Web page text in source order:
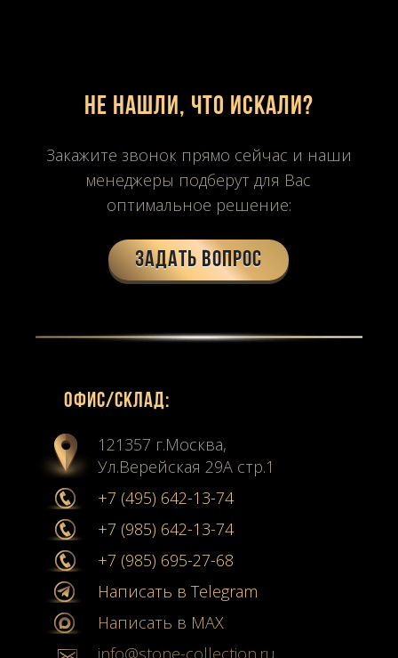
Не нашли, что искали?
Закажите звонок прямо сейчас и наши
менеджеры подберут для Вас
оптимальное решение:
Задать вопрос
Офиc/склад:
121357 г.Москва,
Ул.Верейская 29А стр.1
+7 (495) 642-13-74
+7 (985) 642-13-74
+7 (985) 695-27-68
Написать в Telegram
Написать в MAX
info@stone-collection.ru